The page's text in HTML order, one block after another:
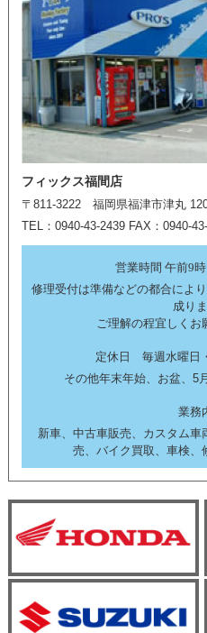
フィックス福間店
〒811-3222 福岡県福津市津丸
TEL：0940-43-2439 FAX：0940-
営業時間 午前9
修理受付は準備などの都合によ
成りま
ご理解の程宜しくお
定休日 毎週水曜日
その他年末年始、お盆、5
業務
新車、中古車販売、カスタム
売、バイク買取、車検、